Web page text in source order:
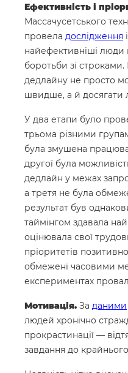
Ефективність і
Массачусетського
провела дослідження
найефективніші
боротьби зі строками.
дедлайну не просто
швидше, а й досягати
У два етапи було
трьома різними
була змушена
другої була
дедлайн у межах
а третя не була
результат був
таймінгом здавала
оцінювала свої
пріоритетів
обмежені часовими
експериментах
Мотивація. За даними
людей хронічно
прокрастинації —
завдання до